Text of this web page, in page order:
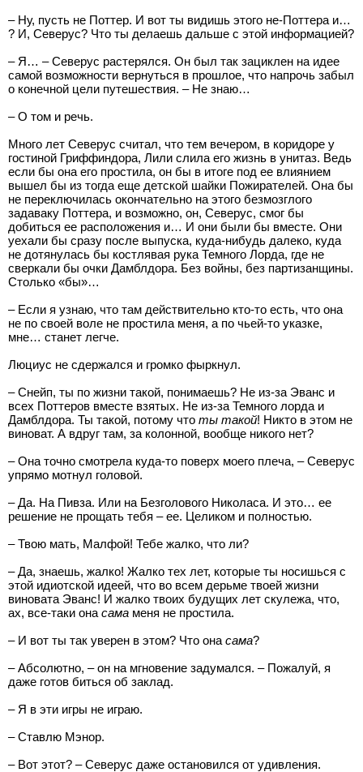
– Ну, пусть не Поттер. И вот ты видишь этого не-Поттера и…
? И, Северус? Что ты делаешь дальше с этой информацией?
– Я… – Северус растерялся. Он был так зациклен на идее
самой возможности вернуться в прошлое, что напрочь забыл
о конечной цели путешествия. – Не знаю…
– О том и речь.
Много лет Северус считал, что тем вечером, в коридоре у
гостиной Гриффиндора, Лили слила его жизнь в унитаз. Ведь
если бы она его простила, он бы в итоге под ее влиянием
вышел бы из тогда еще детской шайки Пожирателей. Она бы
не переключилась окончательно на этого безмозглого
задаваку Поттера, и возможно, он, Северус, смог бы
добиться ее расположения и… И они были бы вместе. Они
уехали бы сразу после выпуска, куда-нибудь далеко, куда
не дотянулась бы костлявая рука Темного Лорда, где не
сверкали бы очки Дамблдора. Без войны, без партизанщины.
Столько «бы»…
– Если я узнаю, что там действительно кто-то есть, что она
не по своей воле не простила меня, а по чьей-то указке,
мне… станет легче.
Люциус не сдержался и громко фыркнул.
– Снейп, ты по жизни такой, понимаешь? Не из-за Эванс и
всех Поттеров вместе взятых. Не из-за Темного лорда и
Дамблдора. Ты такой, потому что ты такой! Никто в этом не
виноват. А вдруг там, за колонной, вообще никого нет?
– Она точно смотрела куда-то поверх моего плеча, – Северус
упрямо мотнул головой.
– Да. На Пивза. Или на Безголового Николаса. И это… ее
решение не прощать тебя – ее. Целиком и полностью.
– Твою мать, Малфой! Тебе жалко, что ли?
– Да, знаешь, жалко! Жалко тех лет, которые ты носишься с
этой идиотской идеей, что во всем дерьме твоей жизни
виновата Эванс! И жалко твоих будущих лет скулежа, что,
ах, все-таки она сама меня не простила.
– И вот ты так уверен в этом? Что она сама?
– Абсолютно, – он на мгновение задумался. – Пожалуй, я
даже готов биться об заклад.
– Я в эти игры не играю.
– Ставлю Мэнор.
– Вот этот? – Северус даже остановился от удивления.